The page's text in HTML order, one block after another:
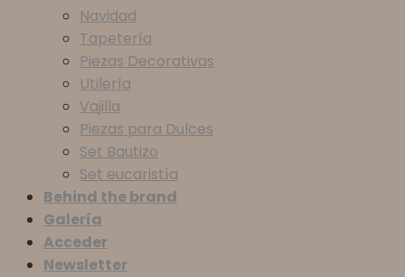
Navidad
Tapetería
Piezas Decorativas
Utilería
Vajilla
Piezas para Dulces
Set Bautizo
Set eucaristía
Behind the brand
Galería
Acceder
Newsletter